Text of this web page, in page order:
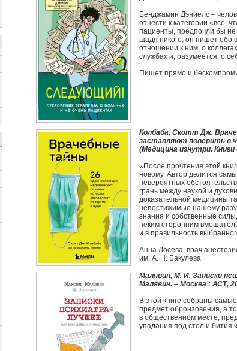
Бенджамин Дэниелс –
отнести к категории «все,
пациенты, предпочли бы не
щадя никого, он пишет обо
отношении к ним, о
службах и, разумеется, о
Пишет прямо и
Колбаба, Скотт Дж.
заставляют поверить в
(Медицина изнутри.
«После прочтения этой
новому. Автор делится
невероятных
грань между наукой и
доказательной медицины
непостижимые нашему
знания и собственные
неким сторонним
и в правильность
Анна Лосева, врач
им. А. Н. Бакулева
Малявин, М. И. Записки
Малявин. – Москва : АСТ,
В этой книге собраны
предмет обронзовения, а
в общественном месте,
упадания под стол и бития